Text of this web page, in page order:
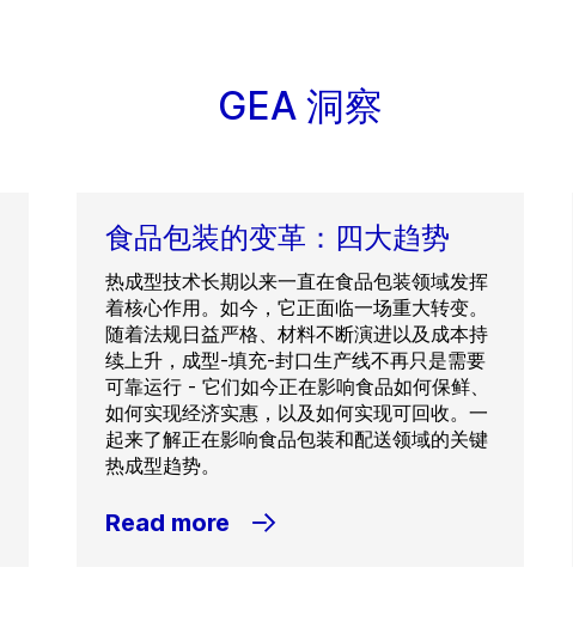
GEA 洞察
食品包装的变革：四大趋势
热成型技术长期以来一直在食品包装领域发挥
着核心作用。如今，它正面临一场重大转变。
随着法规日益严格、材料不断演进以及成本持
续上升，成型-填充-封口生产线不再只是需要
可靠运行 - 它们如今正在影响食品如何保鲜、
如何实现经济实惠，以及如何实现可回收。一
起来了解正在影响食品包装和配送领域的关键
热成型趋势。
Read more